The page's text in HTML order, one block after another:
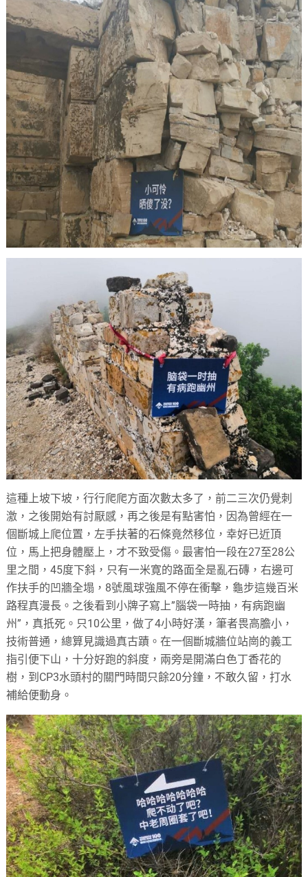
這種上坡下坡，行行爬爬方面次數太多了，前二三次仍覺刺
激，之後開始有討厭感，再之後是有點害怕，因為曾經在一
個斷城上爬位置，左手扶著的石條竟然移位，幸好已近頂
位，馬上把身體壓上，才不致受傷。最害怕一段在27至28公
里之間，45度下斜，只有一米寛的路面全是亂石磚，右邊可
作扶手的凹牆全塌，8號風球強風不停在衝擊，龜步這幾百米
路程真漫長。之後看到小牌子寫上”腦袋一時抽，有病跑幽
州”，真扺死。只10公里，做了4小時好漢，筆者畏高膽小，
技術普通，總算見識過真古蹟。在一個斷城牆位站崗的義工
指引便下山，十分好跑的斜度，兩旁是開滿白色丁香花的
樹，到CP3水頭村的關門時間只餘20分鐘，不敢久留，打水
補給便動身。